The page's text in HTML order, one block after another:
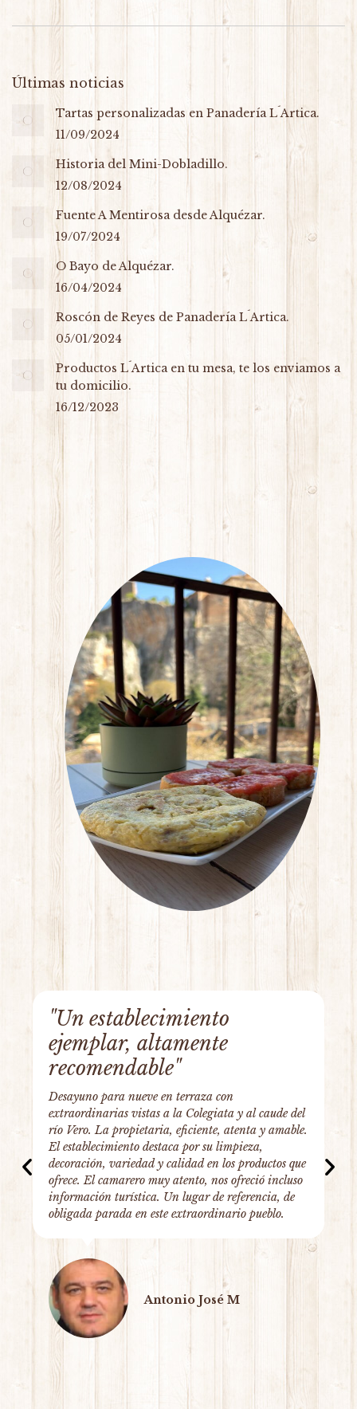
Últimas noticias
Tartas personalizadas en Panadería L´Artica.
11/09/2024
Historia del Mini-Dobladillo.
12/08/2024
Fuente A Mentirosa desde Alquézar.
19/07/2024
O Bayo de Alquézar.
16/04/2024
Roscón de Reyes de Panadería L´Artica.
05/01/2024
Productos L´Artica en tu mesa, te los enviamos a
tu domicilio.
16/12/2023
"Un establecimiento
ejemplar, altamente
recomendable"
Desayuno para nueve en terraza con
extraordinarias vistas a la Colegiata y al caude del
río Vero. La propietaria, eficiente, atenta y amable.
El establecimiento destaca por su limpieza,
decoración, variedad y calidad en los productos que
ofrece. El camarero muy atento, nos ofreció incluso
información turística. Un lugar de referencia, de
obligada parada en este extraordinario pueblo.
Antonio José M